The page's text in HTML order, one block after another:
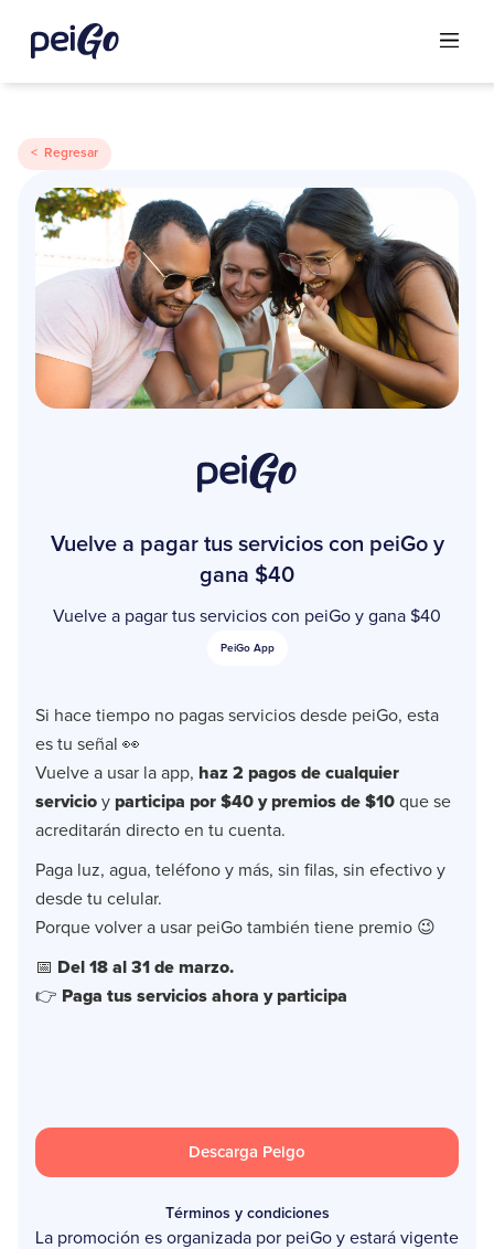
< Regresar
Vuelve a pagar tus servicios con peiGo y
gana $40
Vuelve a pagar tus servicios con peiGo y gana $40
PeiGo App
Si hace tiempo no pagas servicios desde peiGo, esta
es tu señal 👀
Vuelve a usar la app, haz 2 pagos de cualquier
servicio y participa por $40 y premios de $10 que se
acreditarán directo en tu cuenta.
Paga luz, agua, teléfono y más, sin filas, sin efectivo y
desde tu celular.
Porque volver a usar peiGo también tiene premio 😉
📅 Del 18 al 31 de marzo.
👉 Paga tus servicios ahora y participa
Descarga Peigo
Términos y condiciones
La promoción es organizada por peiGo y estará vigente